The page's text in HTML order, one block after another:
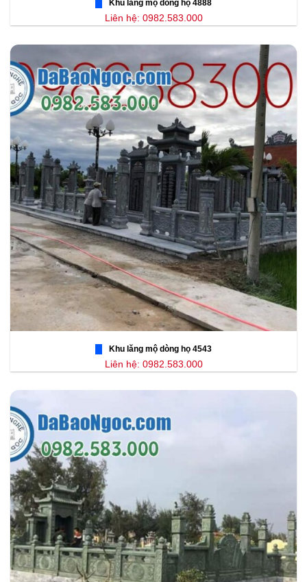
Khu lăng mộ dòng họ 4888
Liên hệ: 0982.583.000
Khu lăng mộ dòng họ 4543
Liên hệ: 0982.583.000